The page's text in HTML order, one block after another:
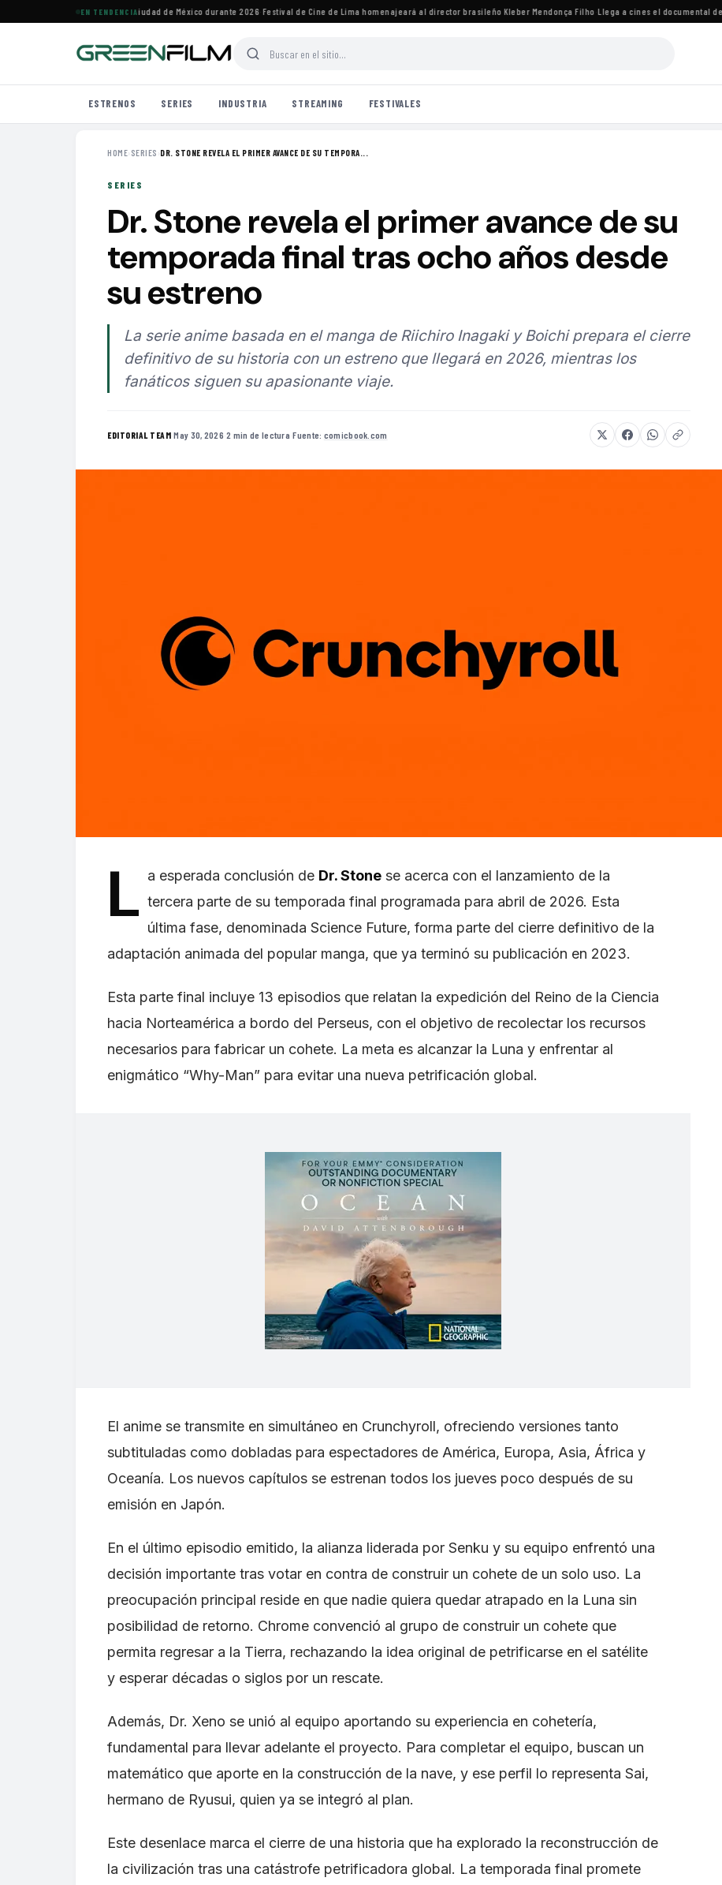
EN TENDENCIA
de cine imperdibles en Ciudad de México durante 2026·Festival de Cine de Lima homenajeará al director brasileño Kleber Mendonça Filho·Llega a cines el documental de
ESTRENOS SERIES INDUSTRIA STREAMING FESTIVALES
HOME› SERIES ›DR. STONE REVELA EL PRIMER AVANCE DE SU TEMPORA...
SERIES
Dr. Stone revela el primer avance de su
temporada final tras ocho años desde
su estreno
La serie anime basada en el manga de Riichiro Inagaki y Boichi prepara el cierre
definitivo de su historia con un estreno que llegará en 2026, mientras los
fanáticos siguen su apasionante viaje.
EDITORIAL TEAM·May 30, 2026·2 min de lectura·Fuente: comicbook.com
L a esperada conclusión de Dr. Stone se acerca con el lanzamiento de la
tercera parte de su temporada final programada para abril de 2026. Esta
última fase, denominada Science Future, forma parte del cierre definitivo de la
adaptación animada del popular manga, que ya terminó su publicación en 2023.
Esta parte final incluye 13 episodios que relatan la expedición del Reino de la Ciencia
hacia Norteamérica a bordo del Perseus, con el objetivo de recolectar los recursos
necesarios para fabricar un cohete. La meta es alcanzar la Luna y enfrentar al
enigmático “Why-Man” para evitar una nueva petrificación global.
El anime se transmite en simultáneo en Crunchyroll, ofreciendo versiones tanto
subtituladas como dobladas para espectadores de América, Europa, Asia, África y
Oceanía. Los nuevos capítulos se estrenan todos los jueves poco después de su
emisión en Japón.
En el último episodio emitido, la alianza liderada por Senku y su equipo enfrentó una
decisión importante tras votar en contra de construir un cohete de un solo uso. La
preocupación principal reside en que nadie quiera quedar atrapado en la Luna sin
posibilidad de retorno. Chrome convenció al grupo de construir un cohete que
permita regresar a la Tierra, rechazando la idea original de petrificarse en el satélite
y esperar décadas o siglos por un rescate.
Además, Dr. Xeno se unió al equipo aportando su experiencia en cohetería,
fundamental para llevar adelante el proyecto. Para completar el equipo, buscan un
matemático que aporte en la construcción de la nave, y ese perfil lo representa Sai,
hermano de Ryusui, quien ya se integró al plan.
Este desenlace marca el cierre de una historia que ha explorado la reconstrucción de
la civilización tras una catástrofe petrificadora global. La temporada final promete